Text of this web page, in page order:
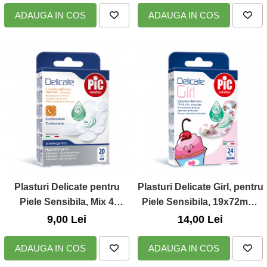
Zuluff Diapers (70 produse)
ADAUGA IN COS ADAUGA IN COS
Plasturi Delicate pentru
Piele Sensibila, Mix 4
dimensiuni, 20buc., Pic
9,00 Lei
ADAUGA IN COS
Plasturi Delicate Girl, pentru
Piele Sensibila, 19x72mm,
24buc., Pic Solution
14,00 Lei
ADAUGA IN COS